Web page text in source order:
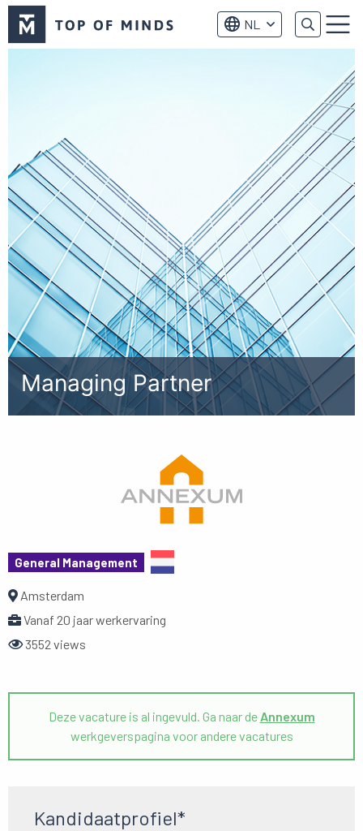
of
Minds
NL Menu
Managing Partner
General Management
Amsterdam
Vanaf 20 jaar werkervaring
3552 views
Deze vacature is al ingevuld. Ga naar de Annexum
werkgeverspagina voor andere vacatures
Kandidaatprofiel*